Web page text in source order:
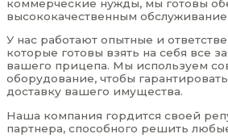
коммерческие нужды, мы готовы
высококачественным
У нас работают опытные и
которые готовы взять на себя все
вашего прицепа. Мы используем
оборудование, чтобы
доставку вашего имущества.
Наша компания гордится своей
партнера, способного решить